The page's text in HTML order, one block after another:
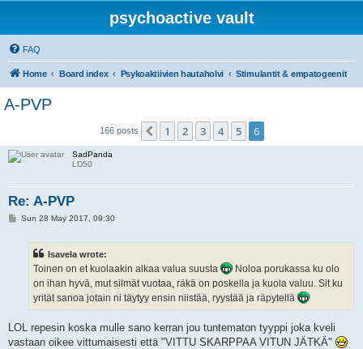
psychoactive vault
FAQ
Home Board index Psykoaktiivien hautaholvi Stimulantit & empatogeenit
A-PVP
166 posts Previous
1 2 3 4 5 6
SadPanda
LD50
Re: A-PVP
PSun 28 May 2017, 09:30
Isavela wrote:
Toinen on et kuolaakin alkaa valua suusta
Noloa porukassa ku olo
on ihan hyvä, mut silmät vuotaa, räkä on poskella ja kuola valuu. Sit ku
yrität sanoa jotain ni täytyy ensin niistää, ryystää ja räpytellä
LOL repesin koska mulle sano kerran jou tuntematon tyyppi joka kveli
vastaan oikee vittumaisesti että "VITTU SKARPPAA VITUN JÄTKÄ"